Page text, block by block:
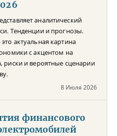
аналитический
Тенденции и прогнозы.
актуальная картина
с акцентом на
риски и вероятные сценарии
8 Июля 2026
финансового